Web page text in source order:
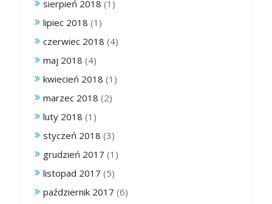
sierpień 2018 (1)
lipiec 2018 (1)
czerwiec 2018 (4)
maj 2018 (4)
kwiecień 2018 (1)
marzec 2018 (2)
luty 2018 (1)
styczeń 2018 (3)
grudzień 2017 (1)
listopad 2017 (5)
październik 2017 (6)